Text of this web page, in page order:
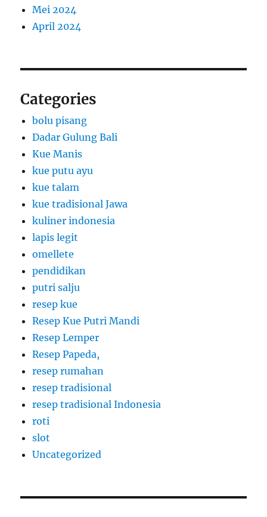
Mei 2024
April 2024
Categories
bolu pisang
Dadar Gulung Bali
Kue Manis
kue putu ayu
kue talam
kue tradisional Jawa
kuliner indonesia
lapis legit
omellete
pendidikan
putri salju
resep kue
Resep Kue Putri Mandi
Resep Lemper
Resep Papeda,
resep rumahan
resep tradisional
resep tradisional Indonesia
roti
slot
Uncategorized